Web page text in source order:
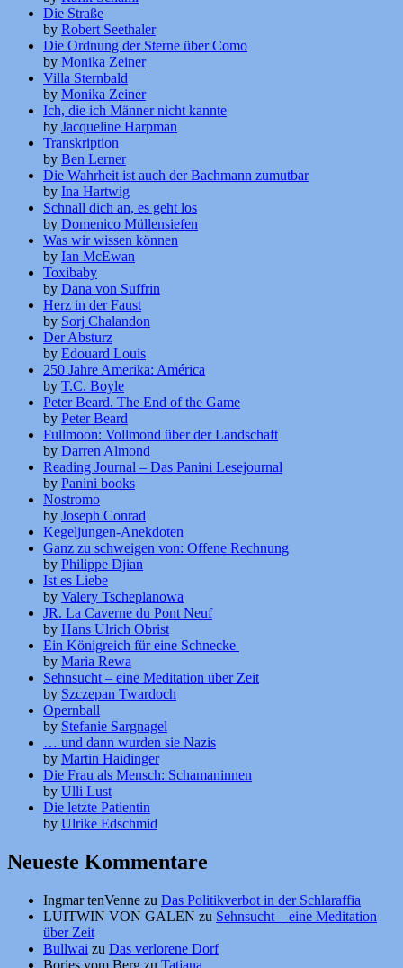
Die Straße
by Robert Seethaler
Die Ordnung der Sterne über Como
by Monika Zeiner
Villa Sternbald
by Monika Zeiner
Ich, die ich Männer nicht kannte
by Jacqueline Harpman
Transkription
by Ben Lerner
Die Wahrheit ist auch der Bachmann zumutbar
by Ina Hartwig
Schnall dich an, es geht los
by Domenico Müllensiefen
Was wir wissen können
by Ian McEwan
Toxibaby
by Dana von Suffrin
Herz in der Faust
by Sorj Chalandon
Der Absturz
by Edouard Louis
250 Jahre Amerika: América
by T.C. Boyle
Peter Beard. The End of the Game
by Peter Beard
Fullmoon: Vollmond über der Landschaft
by Darren Almond
Reading Journal – Das Panini Lesejournal
by Panini books
Nostromo
by Joseph Conrad
Kegeljungen-Anekdoten
Ganz zu schweigen von: Offene Rechnung
by Philippe Djian
Ist es Liebe
by Valery Tscheplanowa
JR. La Caverne du Pont Neuf
by Hans Ulrich Obrist
Ein Königreich für eine Schnecke
by Maria Rewa
Sehnsucht – eine Meditation über Zeit
by Szczepan Twardoch
Opernball
by Stefanie Sargnagel
… und dann wurden sie Nazis
by Martin Haidinger
Die Frau als Mensch: Schamaninnen
by Ulli Lust
Die letzte Patientin
by Ulrike Edschmid
Neueste Kommentare
Ingmar tenVenne zu Das Politikverbot in der Schlaraffia
LUITWIN VON GALEN zu Sehnsucht – eine Meditation
über Zeit
Bullwai zu Das verlorene Dorf
Bories vom Berg zu Tatjana